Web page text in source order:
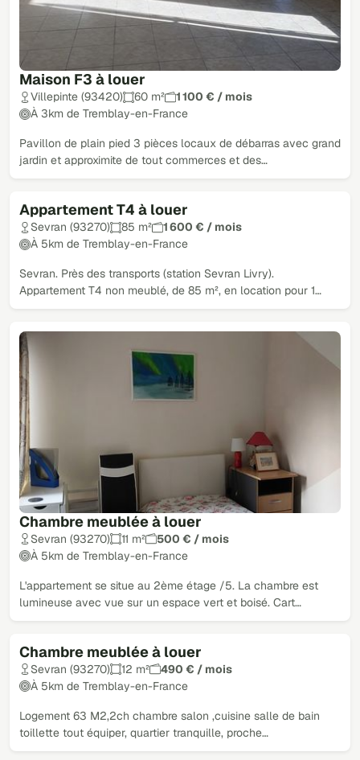
Maison F3 à louer
Villepinte (93420) 60 m²
1 100 € / mois
À 3km de Tremblay-en-France
Pavillon de plain pied 3 pièces locaux de débarras avec grand
jardin et approximite de tout commerces et des…
Appartement T4 à louer
Sevran (93270) 85 m²
1 600 € / mois
À 5km de Tremblay-en-France
Sevran. Près des transports (station Sevran Livry).
Appartement T4 non meublé, de 85 m², en location pour 1…
Chambre meublée à louer
Sevran (93270) 11 m²
500 € / mois
À 5km de Tremblay-en-France
L'appartement se situe au 2ème étage /5. La chambre est
lumineuse avec vue sur un espace vert et boisé. Cart…
Chambre meublée à louer
Sevran (93270) 12 m²
490 € / mois
À 5km de Tremblay-en-France
Logement 63 M2,2ch chambre salon ,cuisine salle de bain
toillette tout équiper, quartier tranquille, proche…